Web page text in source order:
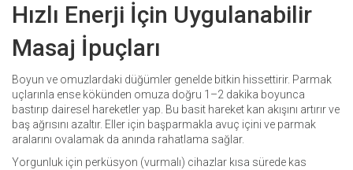
Hızlı Enerji İçin Uygulanabilir
Masaj İpuçları
Boyun ve omuzlardaki düğümler genelde bitkin hissettirir. Parmak
uçlarınla ense kökünden omuza doğru 1–2 dakika boyunca
bastırıp dairesel hareketler yap. Bu basit hareket kan akışını artırır ve
baş ağrısını azaltır. Eller için başparmakla avuç içini ve parmak
aralarını ovalamak da anında rahatlama sağlar.
Yorgunluk için perküsyon (vurmalı) cihazlar kısa sürede kas